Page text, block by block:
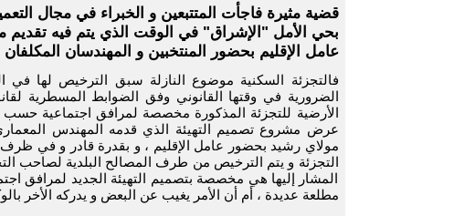
قضية مثيرة فاجأت المتتبعين و الخبراء في مجال
بحي الأمل "الإشراق" في الوقت الذي يتم فيه
عامل الإقليم بحضور المنتخبين و المهندسان
الضرورية في وقتها القانوني وفق الضوابط المسطرية
الأرضية للتجزئة المذكورة مخصصة لمرافق اجتماعية حسب
مولاي رشيد بحضور عامل الإقليم ، و بقدرة قادر و في ظرف
التجزئة و يتم الترخيص من طرف المصالح البلدية لصاحب
المشار إليها هي مخصصة بتصميم التهيئة الجديد لمرافق
مطلعة عديدة ، أم أن الأمر يغيب عن البعض و يدركه الأخر